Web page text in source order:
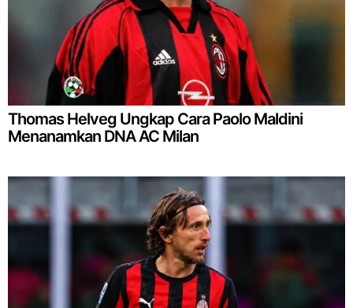
Thomas Helveg Ungkap Cara Paolo Maldini
Menanamkan DNA AC Milan